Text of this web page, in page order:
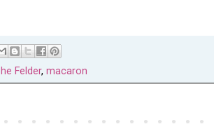
Felder, macaron